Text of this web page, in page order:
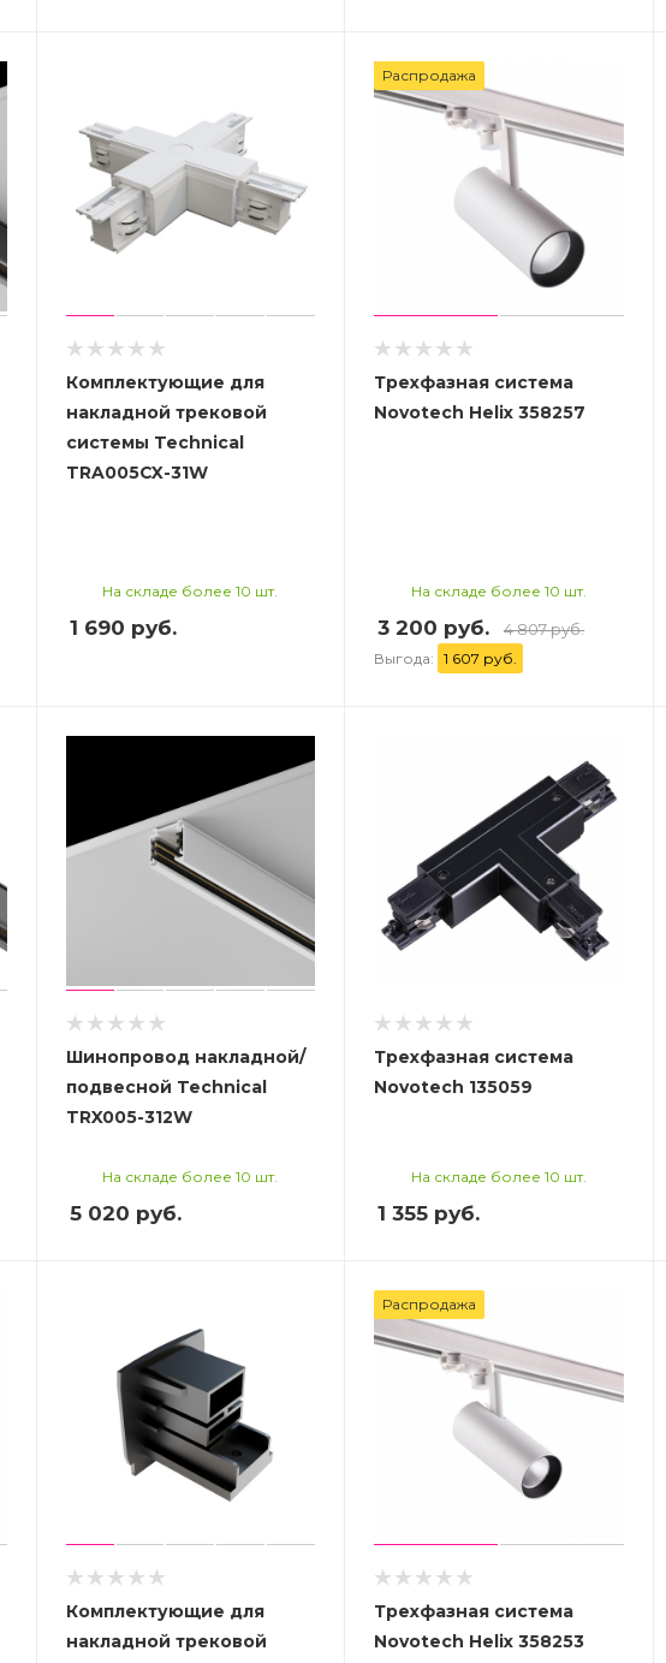
Комплектующие для
накладной трековой
системы Technical
TRA005CX-31W
На складе более 10 шт.
1 690 руб.
Распродажа
Трехфазная система
Novotech Helix 358257
На складе более 10 шт.
3 200 руб. 4 807 руб.
Выгода: 1 607 руб.
Шинопровод накладной/
подвесной Technical
TRX005-312W
На складе более 10 шт.
5 020 руб.
Трехфазная система
Novotech 135059
На складе более 10 шт.
1 355 руб.
Комплектующие для
накладной трековой
Распродажа
Трехфазная система
Novotech Helix 358253